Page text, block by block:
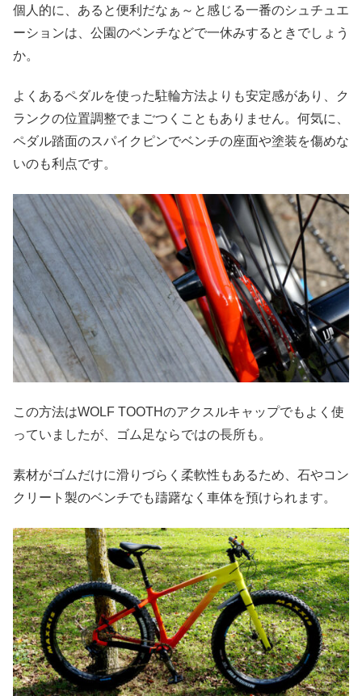
個人的に、あると便利だなぁ～と感じる一番のシュチュエ
ーションは、公園のベンチなどで一休みするときでしょう
か。
よくあるペダルを使った駐輪方法よりも安定感があり、ク
ランクの位置調整でまごつくこともありません。何気に、
ペダル踏面のスパイクピンでベンチの座面や塗装を傷めな
いのも利点です。
この方法はWOLF TOOTHのアクスルキャップでもよく使
っていましたが、ゴム足ならではの長所も。
素材がゴムだけに滑りづらく柔軟性もあるため、石やコン
クリート製のベンチでも躊躇なく車体を預けられます。